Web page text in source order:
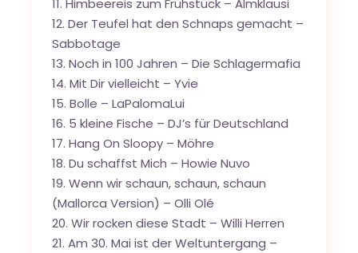
11. Himbeereis zum Frühstück – Almklausi
12. Der Teufel hat den Schnaps gemacht –
Sabbotage
13. Noch in 100 Jahren – Die Schlagermafia
14. Mit Dir vielleicht – Yvie
15. Bolle – LaPalomaLui
16. 5 kleine Fische – DJ’s für Deutschland
17. Hang On Sloopy – Möhre
18. Du schaffst Mich – Howie Nuvo
19. Wenn wir schaun, schaun, schaun
(Mallorca Version) – Olli Olé
20. Wir rocken diese Stadt – Willi Herren
21. Am 30. Mai ist der Weltuntergang –